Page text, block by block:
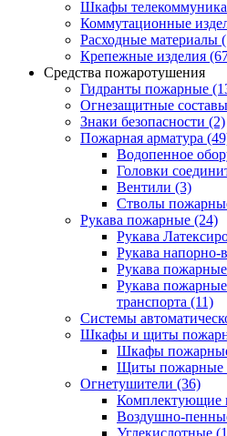
Шкафы
Коммутационные
Расходные материалы
Крепежные изделия
Средства пожаротушения
Гидранты пожарные
Огнезащитные составы
Знаки безопасности (2)
Пожарная арматура
Водопенное
Головки
Вентили (3)
Стволы
Рукава пожарные (24)
Рукава
Рукава
Рукава
Рукава
транспорта (11)
Системы
Шкафы и щиты
Шкафы
Щиты пожарные
Огнетушители (36)
Комплектующие
Воздушно-
Углекислотные